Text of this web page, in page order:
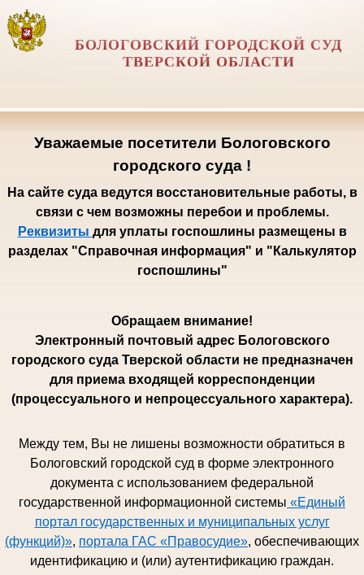
БОЛОГОВСКИЙ ГОРОДСКОЙ СУД
ТВЕРСКОЙ ОБЛАСТИ
Уважаемые посетители Бологовского
городского суда !
На сайте суда ведутся восстановительные работы, в
связи с чем возможны перебои и проблемы.
Реквизиты для уплаты госпошлины размещены в
разделах "Справочная информация" и "Калькулятор
госпошлины"
Обращаем внимание!
Электронный почтовый адрес Бологовского
городского суда Тверской области не предназначен
для приема входящей корреспонденции
(процессуального и непроцессуального характера).
Между тем, Вы не лишены возможности обратиться в
Бологовский городской суд в форме электронного
документа с использованием федеральной
государственной информационной системы «Единый
портал государственных и муниципальных услуг
(функций)», портала ГАС «Правосудие», обеспечивающих
идентификацию и (или) аутентификацию граждан.